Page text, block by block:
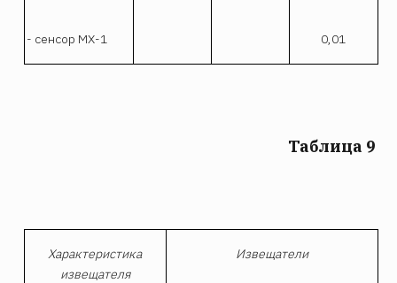
- сенсор МХ-1 0,01
Таблица 9
Характеристика
извещателя
Извещатели